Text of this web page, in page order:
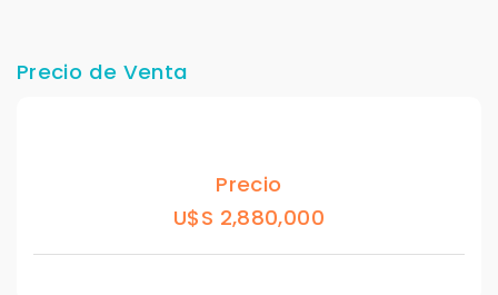
Precio de Venta
Precio
U$S 2,880,000